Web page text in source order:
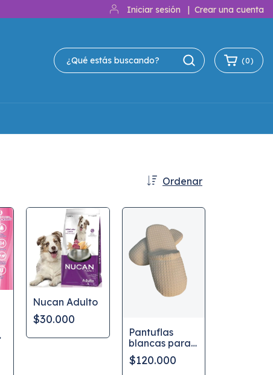
Iniciar sesión | Crear una cuenta
(0)
Ordenar
Nucan Adulto
$30.000
Pantuflas
blancas para
Spa en tela
Wafle, Unisex
$120.000